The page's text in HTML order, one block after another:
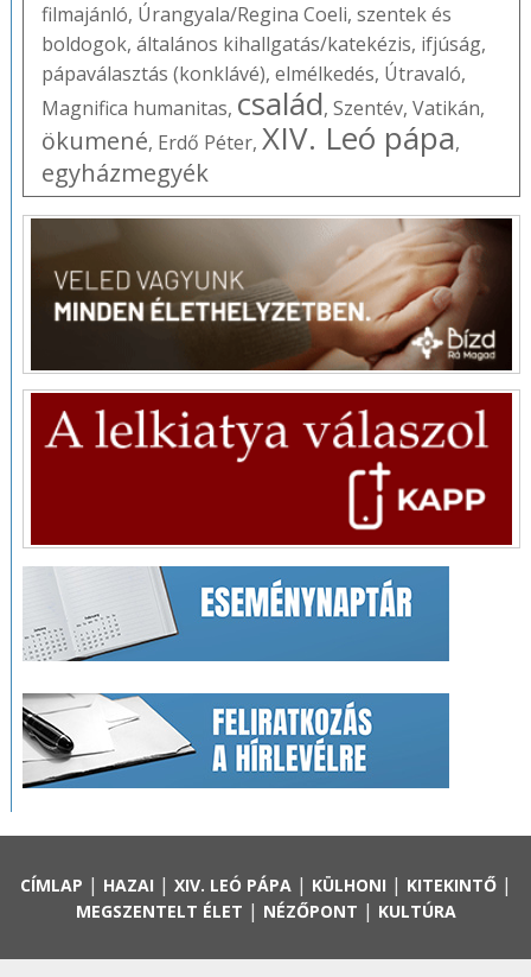
filmajánló, Úrangyala/Regina Coeli, szentek és
boldogok, általános kihallgatás/katekézis, ifjúság,
pápaválasztás (konklávé), elmélkedés, Útravaló,
Magnifica humanitas, család, Szentév, Vatikán,
ökumené, Erdő Péter, XIV. Leó pápa,
egyházmegyék
CÍMLAP | HAZAI | XIV. LEÓ PÁPA| KÜLHONI | KITEKINTŐ|
MEGSZENTELT ÉLET | NÉZŐPONT | KULTÚRA